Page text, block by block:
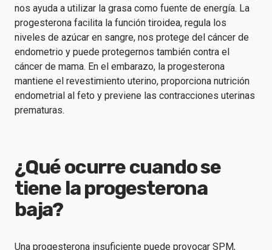
nos ayuda a utilizar la grasa como fuente de energía. La
progesterona facilita la función tiroidea, regula los
niveles de azúcar en sangre, nos protege del cáncer de
endometrio y puede protegernos también contra el
cáncer de mama. En el embarazo, la progesterona
mantiene el revestimiento uterino, proporciona nutrición
endometrial al feto y previene las contracciones uterinas
prematuras.
¿Qué ocurre cuando se
tiene la progesterona
baja?
Una progesterona insuficiente puede provocar SPM,